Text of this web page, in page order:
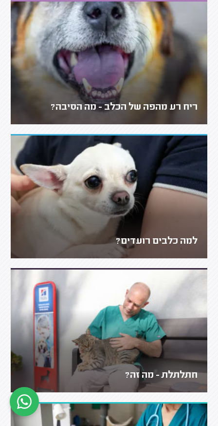
ריח רע מהפה של הכלב - מה הסיבה?
למה כלבים רועדים?
חתלתלת - מה זה?